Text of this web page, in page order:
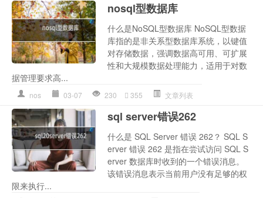
nosql型数据库
什么是NoSQL型数据库 NoSQL型数据
库指的是非关系型数据库系统，以键值
对存储数据，强调数据高可用、可扩展
性和大规模数据处理能力，适用于对数
据管理要求高...
nos 03-07 230 355 文章列表
sql server错误262
什么是 SQL Server 错误 262？ SQL S
erver 错误 262 是指在尝试访问 SQL S
erver 数据库时收到的一个错误消息。
该错误消息表示当前用户没有足够的权
限来执行...